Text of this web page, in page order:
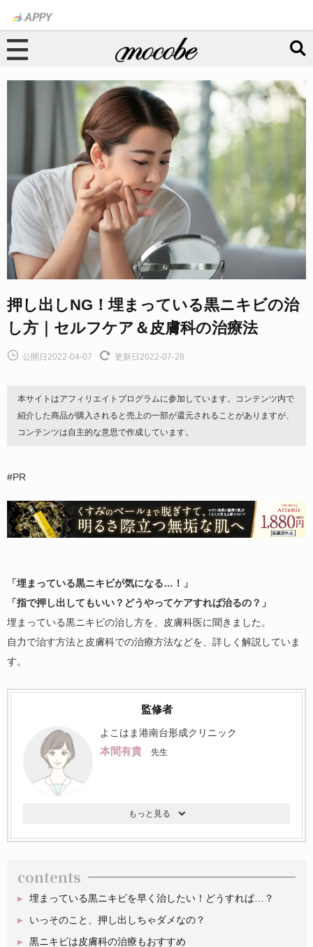
押し出しNG！埋まっている黒ニキビの治
し方｜セルフケア＆皮膚科の治療法
公開日2022-04-07 更新日2022-07-28
本サイトはアフィリエイトプログラムに参加しています。コンテンツ内で
紹介した商品が購入されると売上の一部が還元されることがありますが、
コンテンツは自主的な意思で作成しています。
#PR
「埋まっている黒ニキビが気になる…！」
「指で押し出してもいい？どうやってケアすれば治るの？」
埋まっている黒ニキビの治し方を、皮膚科医に聞きました。
自力で治す方法と皮膚科での治療方法などを、詳しく解説していま
す。
監修者
よこはま港南台形成クリニック
本間有貴 先生
contents
埋まっている黒ニキビを早く治したい！どうすれば…？
いっそのこと、押し出しちゃダメなの？
黒ニキビは皮膚科の治療もおすすめ